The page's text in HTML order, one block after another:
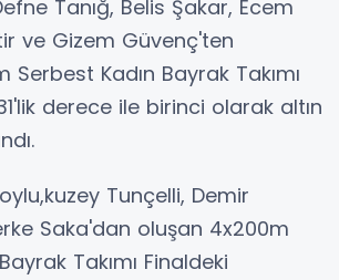
Tanığ, Belis Şakar, Ecem
ve Gizem Güvenç'ten
Serbest Kadın Bayrak Takımı
derece ile birinci olarak altın
Tunçelli, Demir
Saka'dan oluşan 4x200m
Takımı Finaldeki